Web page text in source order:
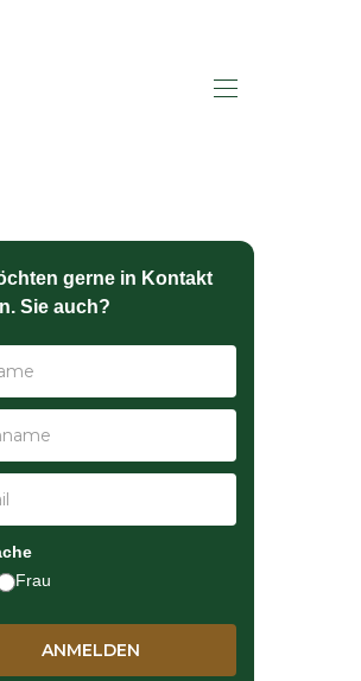
gerne in Kontakt
Sie auch?
Frau